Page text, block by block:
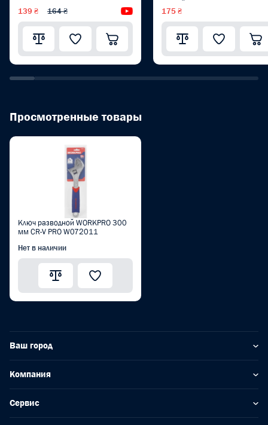
139 ₴ 164 ₴ Видеообзор
175 ₴
Просмотренные товары
Ключ разводной WORKPRO 300
мм CR-V PRO W072011
Нет в наличии
Ваш город
Компания
Сервис